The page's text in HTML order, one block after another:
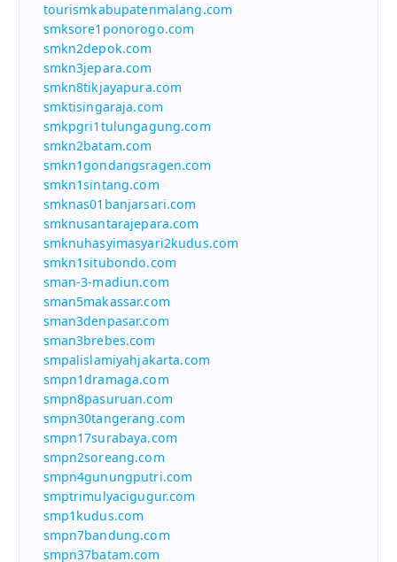
tourismkabupatenmalang.com
smksore1ponorogo.com
smkn2depok.com
smkn3jepara.com
smkn8tikjayapura.com
smktisingaraja.com
smkpgri1tulungagung.com
smkn2batam.com
smkn1gondangsragen.com
smkn1sintang.com
smknas01banjarsari.com
smknusantarajepara.com
smknuhasyimasyari2kudus.com
smkn1situbondo.com
sman-3-madiun.com
sman5makassar.com
sman3denpasar.com
sman3brebes.com
smpalislamiyahjakarta.com
smpn1dramaga.com
smpn8pasuruan.com
smpn30tangerang.com
smpn17surabaya.com
smpn2soreang.com
smpn4gunungputri.com
smptrimulyacigugur.com
smp1kudus.com
smpn7bandung.com
smpn37batam.com